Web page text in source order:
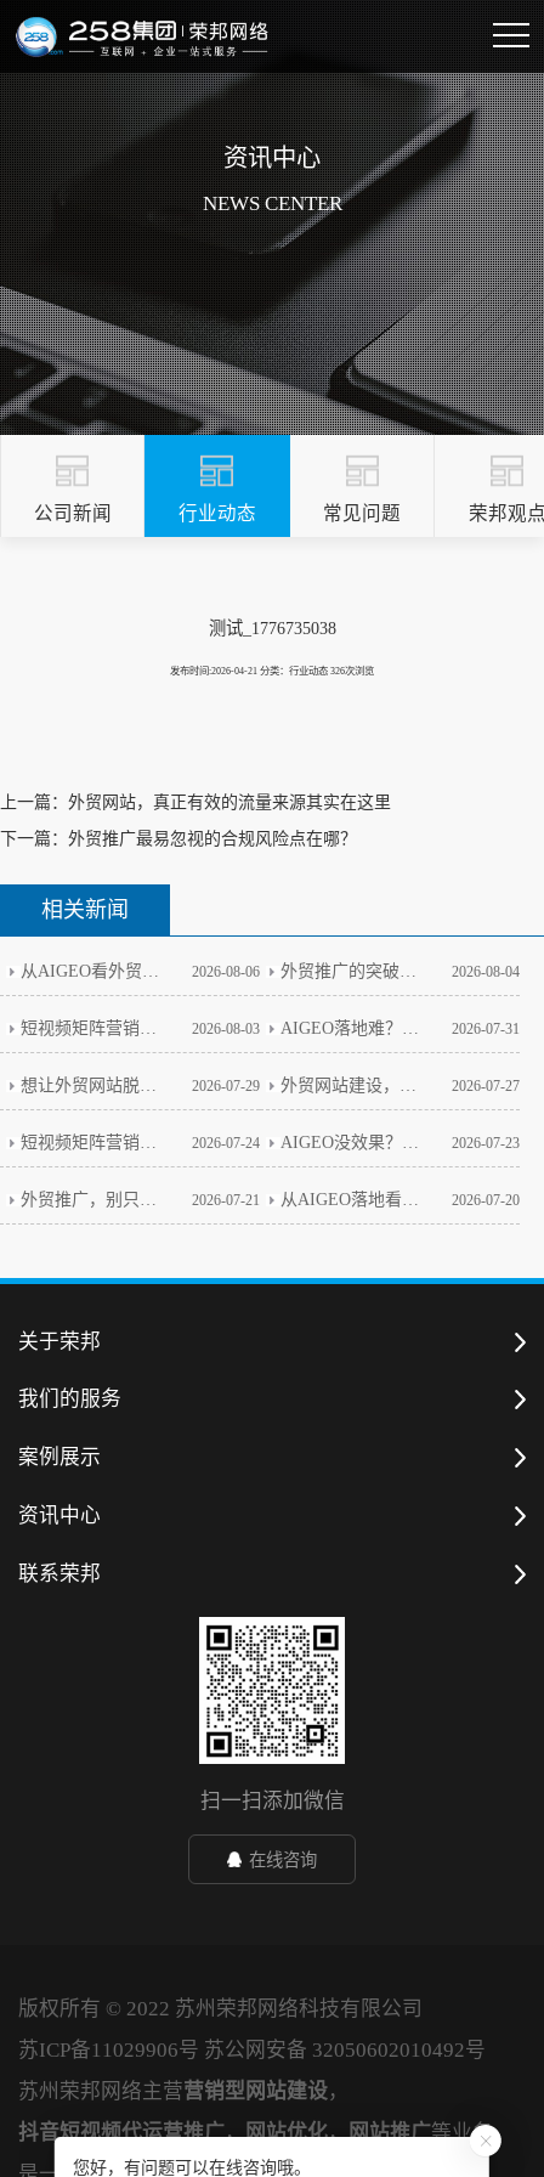
资讯中心
NEWS CENTER
公司新闻 行业动态 常见问题 荣邦观
测试_1776735038
发布时间:2026-04-21 分类：行业动态 326次浏览
上一篇： 外贸网站，真正有效的流量来源其实在这里
下一篇： 外贸推广最易忽视的合规风险点在哪？
相关新闻
2026-08-06 2026-08-04
2026-08-03 2026-07-31
2026-07-29 2026-07-27
2026-07-24 2026-07-23
2026-07-21 2026-07-20
关于荣邦
我们的服务
案例展示
资讯中心
联系荣邦
扫一扫添加微信
在线咨询
版权所有 © 2022 苏州荣邦网络科技有限公司
苏ICP备11029906号 苏公网安备 32050602010492号
苏州荣邦网络主营营销型网站建设，
抖音短视频代运营推广，网站优化，网站推广等业务，
您好，有问题可以在线咨询哦。